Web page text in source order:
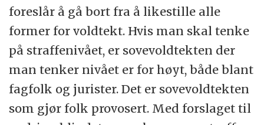
foreslår å gå bort fra å likestille alle
former for voldtekt. Hvis man skal tenke
på straffenivået, er sovevoldtekten der
man tenker nivået er for høyt, både blant
fagfolk og jurister. Det er sovevoldtekten
som gjør folk provosert. Med forslaget til